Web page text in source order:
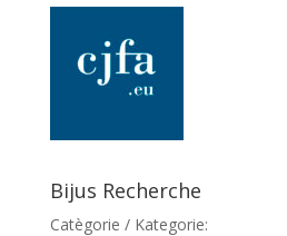
Bijus Recherche
Catègorie / Kategorie: